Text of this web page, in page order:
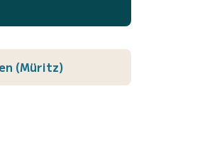
(Müritz)